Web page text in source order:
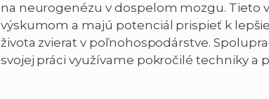
na neurogenézu v dospelom mozgu. Tieto
výskumom a majú potenciál prispieť k
života zvierat v poľnohospodárstve.
svojej práci využívame pokročilé techniky a